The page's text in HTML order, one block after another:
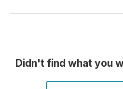
Didn't find what you